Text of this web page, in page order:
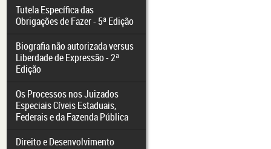
Tutela Específica das
Obrigações de Fazer - 5ª Edição
Biografia não autorizada versus
Liberdade de Expressão - 2ª
Edição
Os Processos nos Juizados
Especiais Cíveis Estaduais,
Federais e da Fazenda Pública
Direito e Desenvolvimento